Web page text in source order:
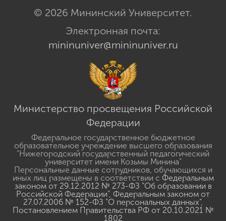
© 2026 Мининский Университет.
Электронная почта:
mininuniver@mininuniver.ru
Министерство просвещения Российской
Федерации
Федеральное государственное бюджетное
образовательное учреждение высшего образования
"Нижегородский государственный педагогический
университет имени Козьмы Минина"
Персональные данные сотрудников, обучающихся и
иных лиц размещены в соответствии с Федеральным
законом от 29.12.2012 № 273-ФЗ "Об образовании в
Российской Федерации", Федеральным законом от
27.07.2006 № 152-ФЗ "О персональных данных",
Постановлением Правительства РФ от 20.10.2021 №
1802